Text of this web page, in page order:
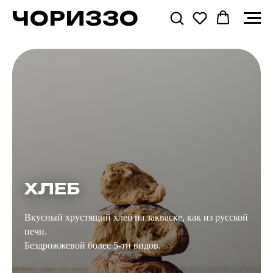
ЧОРИЗЗО
ХЛЕБ
Вкусный хрустящий хлеб на закваске, как из русской
печи.
Бездрожжевой более 5-ти видов.